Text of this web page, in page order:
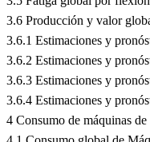
3.6 Producción y valor
3.6.1 Estimaciones y
3.6.2 Estimaciones y
3.6.3 Estimaciones y
3.6.4 Estimaciones y
4 Consumo de máquinas